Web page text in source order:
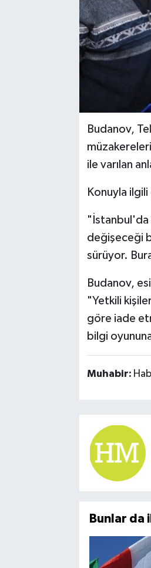
Budanov,
ile varılan
Konuyla
"İstanbul'da
değişeceği
sürüyor.
Budanov,
"Yetkili
göre iade
bilgi
Muhabir:
Bunlar da